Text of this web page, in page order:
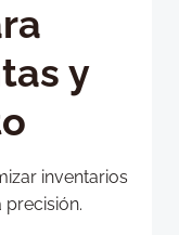
y
inventarios